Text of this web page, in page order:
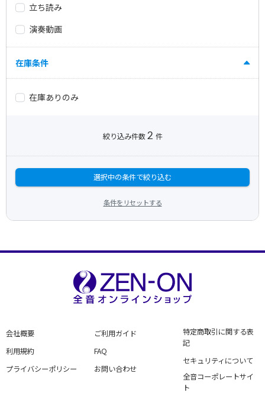
立ち読み
演奏動画
在庫条件
在庫ありのみ
絞り込み件数 2 件
選択中の条件で絞り込む
条件をリセットする
会社概要
利用規約
プライバシーポリシー
ご利用ガイド
FAQ
お問い合わせ
特定商取引に関する表
記
セキュリティについて
全音コーポレートサイ
ト